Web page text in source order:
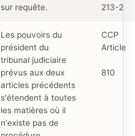
sur requête.
213-2
Les pouvoirs du
président du
tribunal judiciaire
prévus aux deux
articles précédents
s'étendent à toutes
les matières où il
n'existe pas de
CCP
Article
810